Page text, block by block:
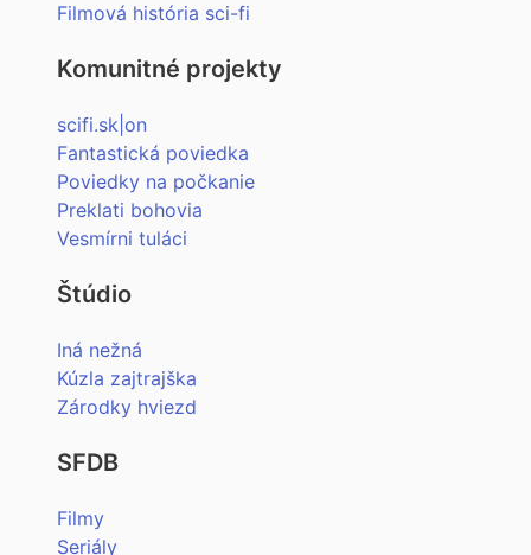
Filmová história sci-fi
Komunitné projekty
scifi.sk|on
Fantastická poviedka
Poviedky na počkanie
Preklati bohovia
Vesmírni tuláci
Štúdio
Iná nežná
Kúzla zajtrajška
Zárodky hviezd
SFDB
Filmy
Seriály